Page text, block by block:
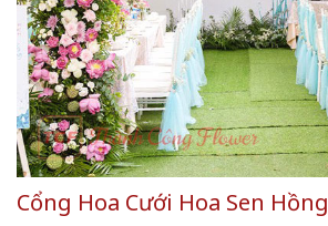
Cổng Hoa Cưới Hoa Sen Hồng